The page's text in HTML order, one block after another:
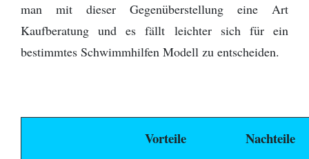
man mit dieser Gegenüberstellung eine Art
Kaufberatung und es fällt leichter sich für ein
bestimmtes Schwimmhilfen Modell zu entscheiden.
Vorteile Nachteile